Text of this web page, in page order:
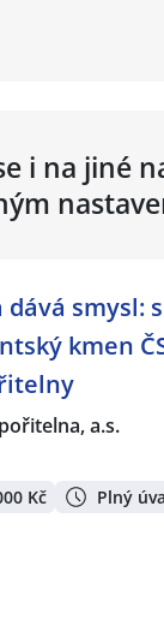
i na jiné
smysl:
kmen
a.s.
Kč Plný